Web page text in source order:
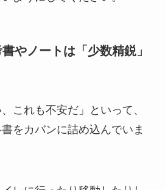
やノートは「少数精鋭」
これも不安だ」といって、
をカバンに詰め込んでいま